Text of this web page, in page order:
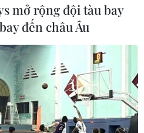
dự luật cắt giảm chi
công​
mở rộng đội tàu bay
đến châu Âu